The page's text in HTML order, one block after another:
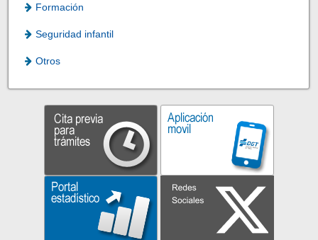
Formación
Seguridad infantil
Otros